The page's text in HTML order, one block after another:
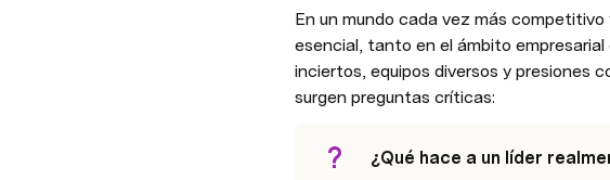
En un mundo cada vez más
esencial, tanto en el ámbito
inciertos, equipos diversos y presiones
surgen preguntas críticas:
¿Qué hace a un líder